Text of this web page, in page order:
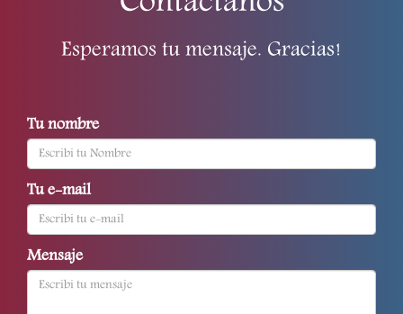
Esperamos tu mensaje. Gracias!
Tu nombre
Tu e-mail
Mensaje